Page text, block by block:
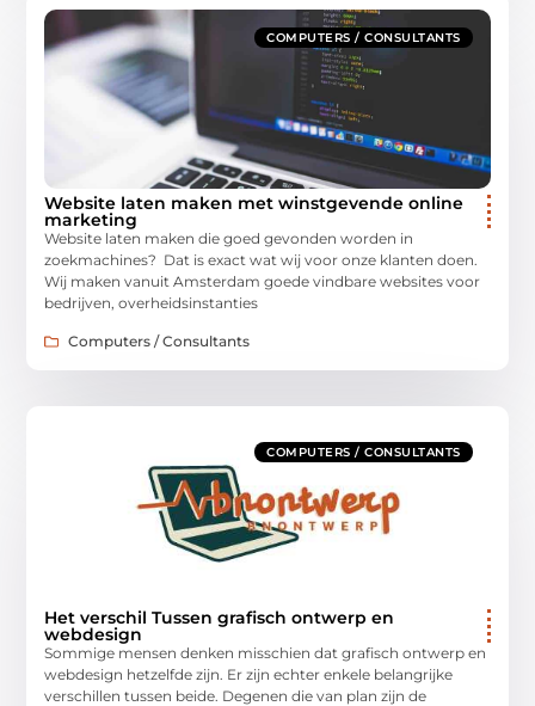
COMPUTERS / CONSULTANTS
Website laten maken met winstgevende online
marketing
Website laten maken die goed gevonden worden in
zoekmachines? Dat is exact wat wij voor onze klanten doen.
Wij maken vanuit Amsterdam goede vindbare websites voor
bedrijven, overheidsinstanties
Computers / Consultants
COMPUTERS / CONSULTANTS
Het verschil Tussen grafisch ontwerp en
webdesign
Sommige mensen denken misschien dat grafisch ontwerp en
webdesign hetzelfde zijn. Er zijn echter enkele belangrijke
verschillen tussen beide. Degenen die van plan zijn de